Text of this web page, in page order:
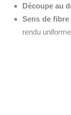
Découpe au
Sens de fibre
rendu